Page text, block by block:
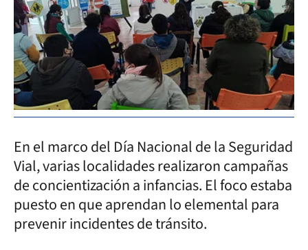
En el marco del Día Nacional de la Seguridad
Vial, varias localidades realizaron campañas
de concientización a infancias. El foco estaba
puesto en que aprendan lo elemental para
prevenir incidentes de tránsito.